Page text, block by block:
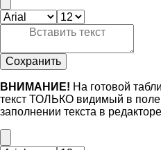
Сохранить
ВНИМАНИЕ! На готовой
текст ТОЛЬКО видимый в
заполнении текста в